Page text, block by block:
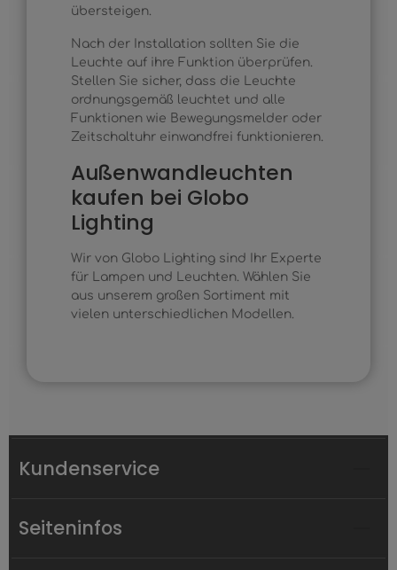
übersteigen.
Nach der Installation sollten Sie die
Leuchte auf ihre Funktion überprüfen.
Stellen Sie sicher, dass die Leuchte
ordnungsgemäß leuchtet und alle
Funktionen wie Bewegungsmelder oder
Zeitschaltuhr einwandfrei funktionieren.
Außenwandleuchten
kaufen bei Globo
Lighting
Wir von Globo Lighting sind Ihr Experte
für Lampen und Leuchten. Wählen Sie
aus unserem großen Sortiment mit
vielen unterschiedlichen Modellen.
Kundenservice
Seiteninfos